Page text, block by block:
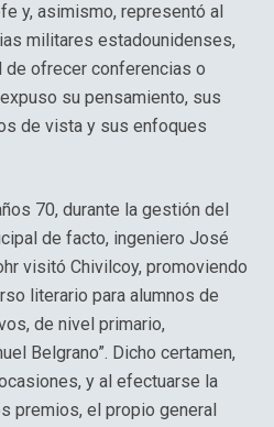
y, asimismo, representó al
militares estadounidenses,
de ofrecer conferencias o
su pensamiento, sus
de vista y sus enfoques
70, durante la gestión del
de facto, ingeniero José
visitó Chivilcoy, promoviendo
literario para alumnos de
de nivel primario,
Belgrano”. Dicho certamen,
y al efectuarse la
premios, el propio general